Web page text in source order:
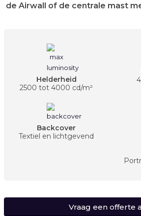
de Airwall of de centrale mast
Helderheid
2500 tot 4000 cd/m²
Backcover
Textiel en lichtgevend
Vraag een offerte